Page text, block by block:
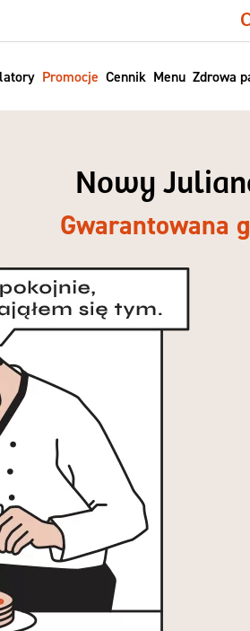
Promocje Cennik Menu Zdrowa
Nowy
Gwarantowana